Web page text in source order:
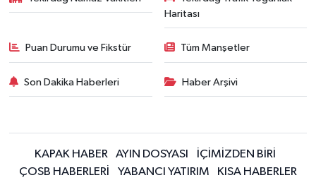
Haritası
Puan Durumu ve Fikstür Tüm Manşetler
Son Dakika Haberleri Haber Arşivi
KAPAK HABER AYIN DOSYASI
İÇİMİZDEN BİRİ
ÇOSB HABERLERİ
YABANCI YATIRIM KISA HABERLER